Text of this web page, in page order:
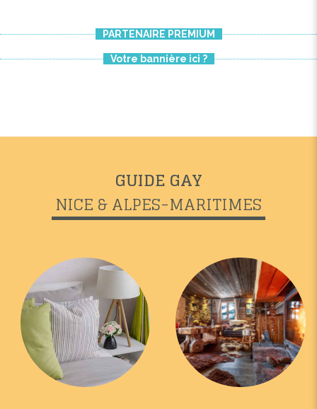
PARTENAIRE PREMIUM
Votre bannière ici ?
GUIDE GAY
NICE & ALPES-MARITIMES